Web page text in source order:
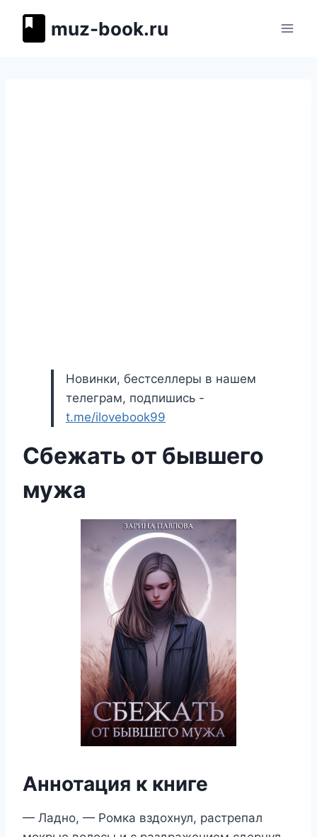
muz-book.ru
Новинки, бестселлеры в нашем
телеграм, подпишись -
t.me/ilovebook99
Сбежать от бывшего
мужа
Аннотация к книге
— Ладно, — Ромка вздохнул, растрепал